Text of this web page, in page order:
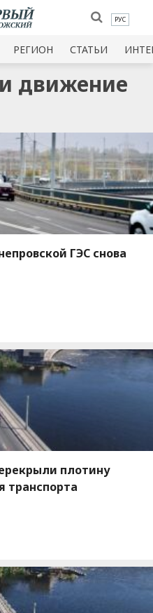
РУС
РЕГИОН СТАТЬИ
движение
ГЭС снова
плотину
транспорта